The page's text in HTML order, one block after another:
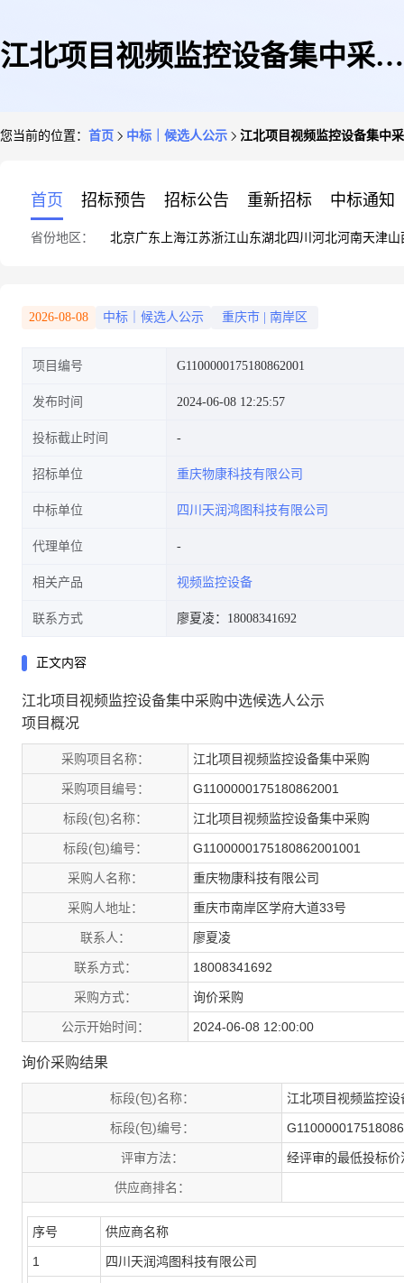
江北项目视频监控设备集中采购
您当前的位置： 首页 中标｜候选人公示 江北项目视频监控设备集中
首页 招标预告 招标公告 重新招标 中标通知
省份地区： 北京广东 上海江苏浙江山东湖北四川 河北河南天津山
2026-08-08 中标｜候选人公示 重庆市 南岸区
项目编号 G1100000175180862001
发布时间 2024-06-08 12:25:57
投标截止时间
招标单位 重庆物康科技有限公司
中标单位 四川天润鸿图科技有限公司
代理单位
相关产品 视频监控设备
联系方式 廖夏凌：18008341692
正文内容
江北项目视频监控设备集中采购中选候选人公示
项目概况
采购项目名称： 江北项目视频监控设备集中采购
采购项目编号： G1100000175180862001
标段(包)名称： 江北项目视频监控设备集中采购
标段(包)编号： G1100000175180862001001
采购人名称： 重庆物康科技有限公司
采购人地址： 重庆市南岸区学府大道33号
联系人： 廖夏凌
联系方式： 18008341692
采购方式： 询价采购
公示开始时间： 2024-06-08 12:00:00
询价采购结果
标段(包)名称： 江北项目视频监控设
标段(包)编号：
评审方法： 经评审的最低投标价
供应商排名：
序号 供应商名称
1 四川天润鸿图科技有限公司